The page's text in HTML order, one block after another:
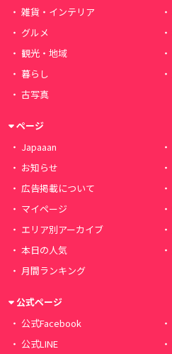
雑貨・インテリア
グルメ
観光・地域
暮らし
古写真
ページ
Japaaan
お知らせ
広告掲載について
マイページ
エリア別アーカイブ
本日の人気
月間ランキング
公式ページ
公式Facebook
公式LINE